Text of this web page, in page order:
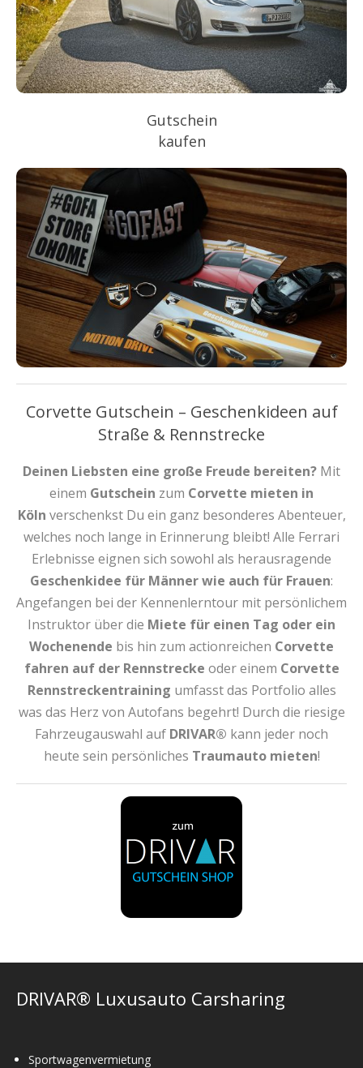
Gutschein
kaufen
Corvette Gutschein – Geschenkideen auf
Straße & Rennstrecke
Deinen Liebsten eine große Freude bereiten? Mit
einem Gutschein zum Corvette mieten in
Köln verschenkst Du ein ganz besonderes Abenteuer,
welches noch lange in Erinnerung bleibt! Alle Ferrari
Erlebnisse eignen sich sowohl als herausragende
Geschenkidee für Männer wie auch für Frauen:
Angefangen bei der Kennenlerntour mit persönlichem
Instruktor über die Miete für einen Tag oder ein
Wochenende bis hin zum actionreichen Corvette
fahren auf der Rennstrecke oder einem Corvette
Rennstreckentraining umfasst das Portfolio alles
was das Herz von Autofans begehrt! Durch die riesige
Fahrzeugauswahl auf DRIVAR® kann jeder noch
heute sein persönliches Traumauto mieten!
DRIVAR® Luxusauto Carsharing
Sportwagenvermietung